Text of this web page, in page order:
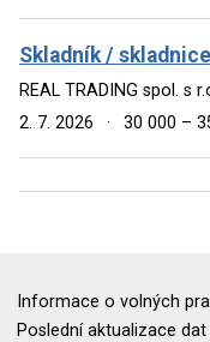
Skladník / skladnice
REAL TRADING spol. s
2. 7. 2026
· 30 000 –
Informace o volných
Poslední aktualizace